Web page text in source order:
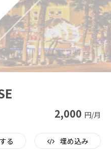
Creation
2,000 円/月
る 埋め込み